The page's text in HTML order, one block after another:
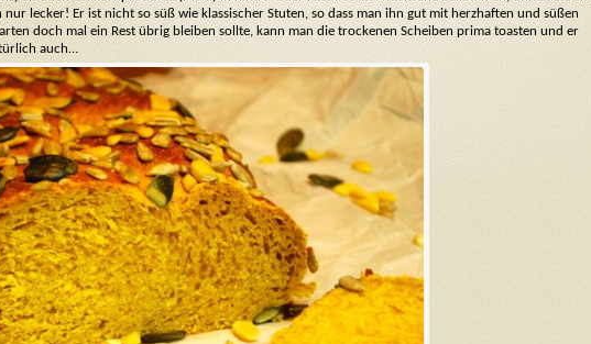
lecker! Er ist nicht so süß wie klassischer Stuten, so dass man ihn gut mit herzhaften und süßen
doch mal ein Rest übrig bleiben sollte, kann man die trockenen Scheiben prima toasten und er
auch…